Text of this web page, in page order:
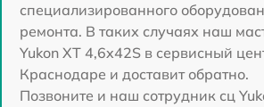
специализированного
ремонта. В таких случаях наш
Yukon XT 4,6x42S в сервисный
Краснодаре и доставит обратно.
Позвоните и наш сотрудник сц